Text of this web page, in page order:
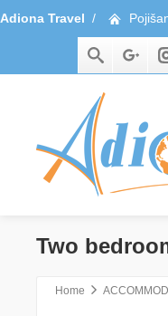
Adiona Travel /
Two
Home